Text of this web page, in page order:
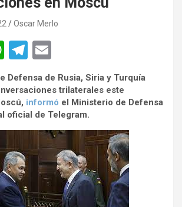
Oscar Merlo
W
h
at
s
A
p
p
T
e
gr
a
m
m
ail
Defensa de Rusia, Siria y Turquía
trilaterales este
informó el Ministerio de Defensa
oficial de Telegram.